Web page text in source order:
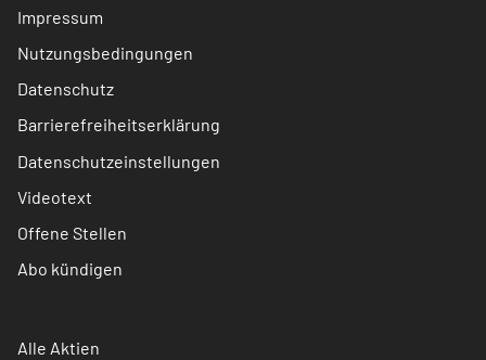
Impressum
Nutzungsbedingungen
Datenschutz
Barrierefreiheitserklärung
Datenschutzeinstellungen
Videotext
Offene Stellen
Abo kündigen
Alle Aktien